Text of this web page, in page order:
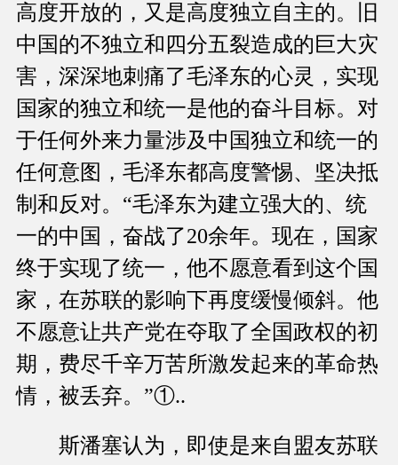
高度开放的，又是高度独立自主的。旧
中国的不独立和四分五裂造成的巨大灾
害，深深地刺痛了毛泽东的心灵，实现
国家的独立和统一是他的奋斗目标。对
于任何外来力量涉及中国独立和统一的
任何意图，毛泽东都高度警惕、坚决抵
制和反对。“毛泽东为建立强大的、统
一的中国，奋战了20余年。现在，国家
终于实现了统一，他不愿意看到这个国
家，在苏联的影响下再度缓慢倾斜。他
不愿意让共产党在夺取了全国政权的初
期，费尽千辛万苦所激发起来的革命热
情，被丢弃。”①..
斯潘塞认为，即使是来自盟友苏联